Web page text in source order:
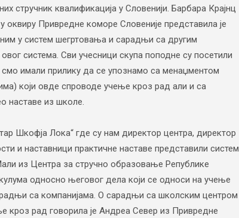
стручник квалификација у Словенији. Барбара Крајнц
Привредне коморе Словеније представила је
у систем шегртовања и сарадњи са другим
система. Сви учесници скупа поподне су посетили
имали прилику да се упознамо са менаџментом
који овде спроводе учење кроз рад али и са
наставе из школе.
Шкофја Лока“ где су нам директор центра, директор
и наставници практичне наставе представили систем
из Центра за стручно образовање Републике
односно његовог дела који се односи на учење
са компанијама. О сарадњи са школским центром
кроз рад говорила је Андреа Север из Привредне